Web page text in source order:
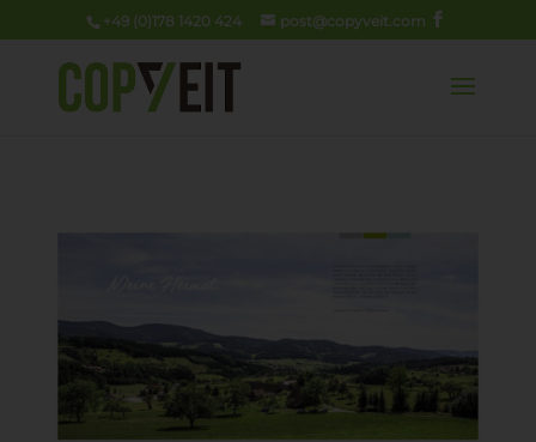
+49 (0)178 1420 424 post@copyveit.com